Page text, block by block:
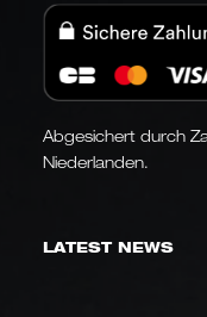
Abgesichert durch
Niederlanden.
LATEST NEWS